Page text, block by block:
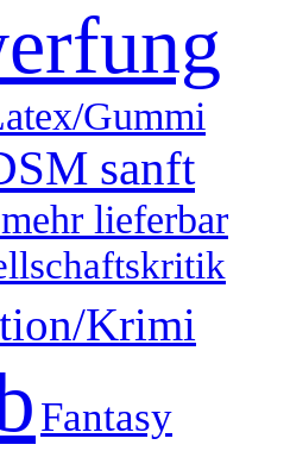
Gummi
sanft
lieferbar
Krimi
Fantasy